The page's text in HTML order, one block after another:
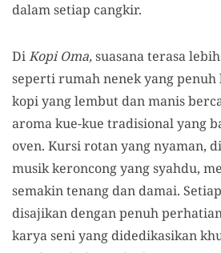
dalam setiap cangkir.
DiKopi Oma,suasana terasa
seperti rumah nenek yang penuh
kopi yang lembut dan manis
aroma kue-kue tradisional yang
oven. Kursi rotan yang nyaman,
musik keroncong yang syahdu,
semakin tenang dan damai.
disajikan dengan penuh
karya seni yang didedikasikan